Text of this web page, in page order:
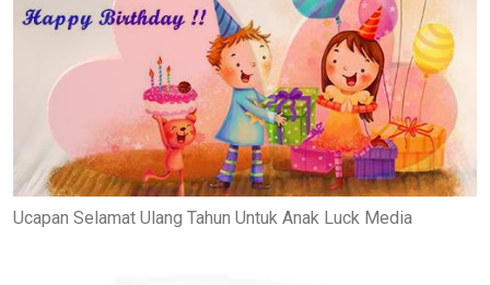
Ucapan Selamat Ulang Tahun Untuk Anak Luck Media